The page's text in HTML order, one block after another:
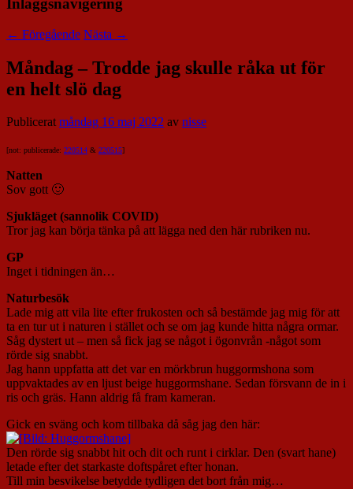
Inläggsnavigering
← Föregående Nästa →
Måndag – Trodde jag skulle råka ut för
en helt slö dag
Publiceratmåndag 16 maj 2022 av nisse
[not: publicerade: 220514 & 220515]
Natten
Sov gott 🙂
Sjukläget (sannolik COVID)
Tror jag kan börja tänka på att lägga ned den här rubriken nu.
GP
Inget i tidningen än…
Naturbesök
Lade mig att vila lite efter frukosten och så bestämde jag mig för att
ta en tur ut i naturen i stället och se om jag kunde hitta några ormar.
Såg dystert ut – men så fick jag se något i ögonvrån -något som
rörde sig snabbt.
Jag hann uppfatta att det var en mörkbrun huggormshona som
uppvaktades av en ljust beige huggormshane. Sedan försvann de in i
ris och gräs. Hann aldrig få fram kameran.
Gick en sväng och kom tillbaka då såg jag den här:
Den rörde sig snabbt hit och dit och runt i cirklar. Den (svart hane)
letade efter det starkaste doftspåret efter honan.
Till min besvikelse betydde tydligen det bort från mig…